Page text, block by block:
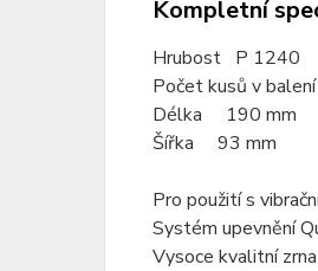
Kompletní
Hrubost P 1240
Počet kusů v
Délka 190 mm
Šířka 93 mm
Pro použití s
Systém upevnění
Vysoce kvalitní